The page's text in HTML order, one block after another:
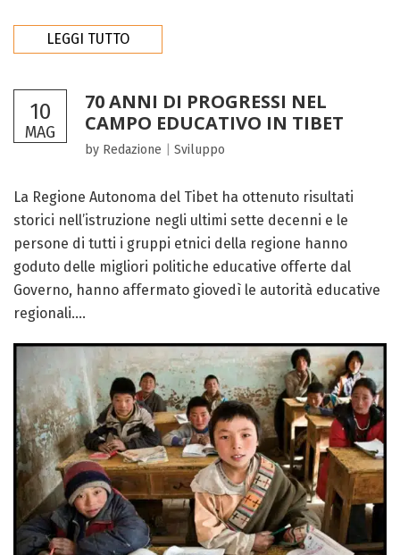
LEGGI TUTTO
10
MAG
70 ANNI DI PROGRESSI NEL
CAMPO EDUCATIVO IN TIBET
by Redazione Sviluppo
La Regione Autonoma del Tibet ha ottenuto risultati
storici nell’istruzione negli ultimi sette decenni e le
persone di tutti i gruppi etnici della regione hanno
goduto delle migliori politiche educative offerte dal
Governo, hanno affermato giovedì le autorità educative
regionali....